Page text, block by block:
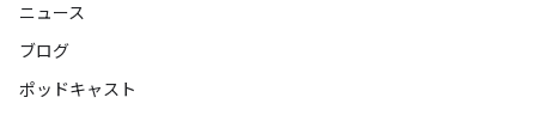
ニュース
ブログ
ポッドキャスト